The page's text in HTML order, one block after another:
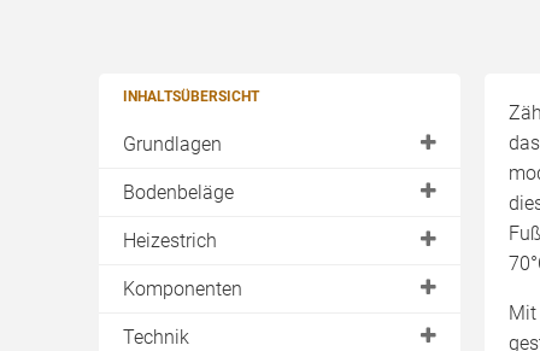
INHALTSÜBERSICHT
Grundlagen
Elektrische Systeme
Systeme mit Wasser
Wassersystem mit Tackern
Bodenbeläge
Beurteilungsgröße
Heizestrich
Anhydritestrich
Zementestrich
Komponenten
Heizrohr
Technik
Mit